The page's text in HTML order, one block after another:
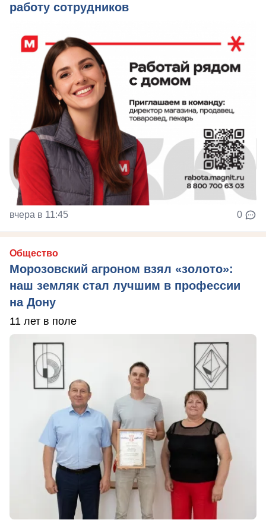
работу сотрудников
вчера в 11:45 0
Общество
Морозовский агроном взял «золото»:
наш земляк стал лучшим в профессии
на Дону
11 лет в поле